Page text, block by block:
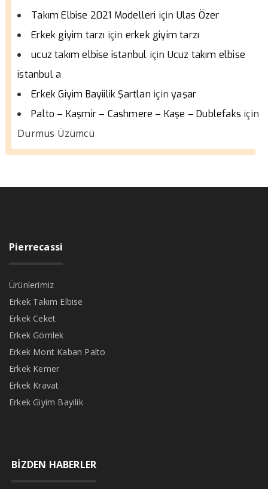
Takım Elbise 2021 Modelleri için Ulas Özer
Erkek giyim tarzı için erkek giyim tarzı
ucuz takım elbise istanbul için Ucuz takım elbise
istanbul a
Erkek Giyim Bayiilik Şartları içinyaşar
Palto – Kaşmir – Cashmere – Kaşe – Dublefaks için
Durmus Üzümcü
Pierrecassi
Ürünlerimiz
Erkek Takım Elbise
Erkek Ceket
Erkek Gömlek
Erkek Mont Kaban Palto
Erkek Kemer
Erkek Kravat
Erkek Giyim Bayilik
BİZDEN HABERLER